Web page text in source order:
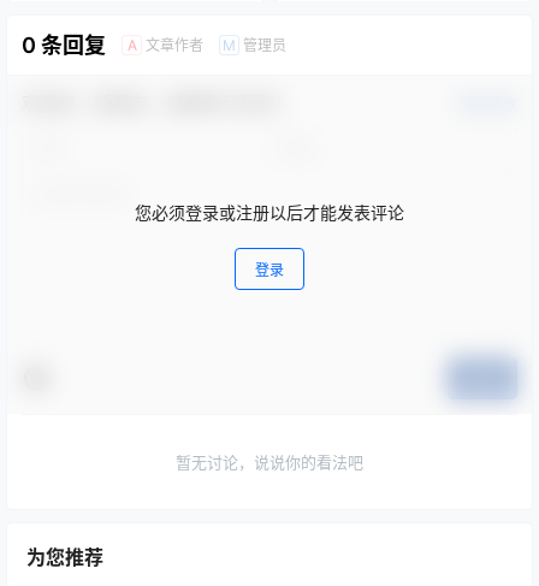
0 条回复 A 文章作者 M 管理员
您必须登录或注册以后才能发表评论
登录
暂无讨论，说说你的看法吧
为您推荐